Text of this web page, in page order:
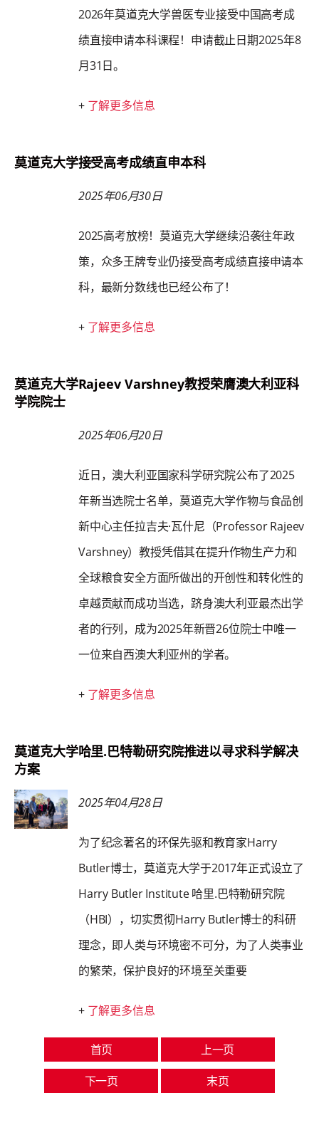
2026年莫道克大学兽医专业接受中国高考成
绩直接申请本科课程！申请截止日期2025年8
月31日。
+ 了解更多信息
莫道克大学接受高考成绩直申本科
2025年06月30日
2025高考放榜！莫道克大学继续沿袭往年政
策，众多王牌专业仍接受高考成绩直接申请本
科，最新分数线也已经公布了！
+ 了解更多信息
莫道克大学Rajeev Varshney教授荣膺澳大利亚科
学院院士
2025年06月20日
近日，澳大利亚国家科学研究院公布了2025
年新当选院士名单，莫道克大学作物与食品创
新中心主任拉吉夫·瓦什尼（Professor Rajeev
Varshney）教授凭借其在提升作物生产力和
全球粮食安全方面所做出的开创性和转化性的
卓越贡献而成功当选，跻身澳大利亚最杰出学
者的行列，成为2025年新晋26位院士中唯一
一位来自西澳大利亚州的学者。
+ 了解更多信息
莫道克大学哈里.巴特勒研究院推进以寻求科学解决
方案
2025年04月28日
为了纪念著名的环保先驱和教育家Harry
Butler博士，莫道克大学于2017年正式设立了
Harry Butler Institute 哈里.巴特勒研究院
（HBI），切实贯彻Harry Butler博士的科研
理念，即人类与环境密不可分，为了人类事业
的繁荣，保护良好的环境至关重要
+ 了解更多信息
首页
上一页
下一页
末页